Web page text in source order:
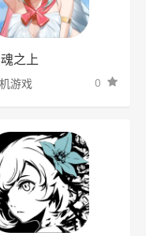
之上
游戏 0